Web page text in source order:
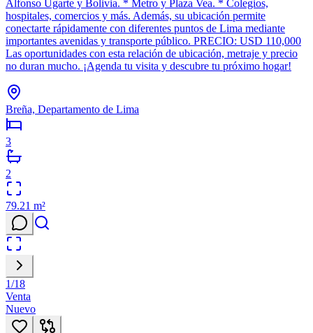
Alfonso Ugarte y Bolivia. * Metro y Plaza Vea. * Colegios,
hospitales, comercios y más. Además, su ubicación permite
conectarte rápidamente con diferentes puntos de Lima mediante
importantes avenidas y transporte público. PRECIO: USD 110,000
Las oportunidades con esta relación de ubicación, metraje y precio
no duran mucho. ¡Agenda tu visita y descubre tu próximo hogar!
Breña, Departamento de Lima
3
2
79.21 m²
1/18
Venta
Nuevo